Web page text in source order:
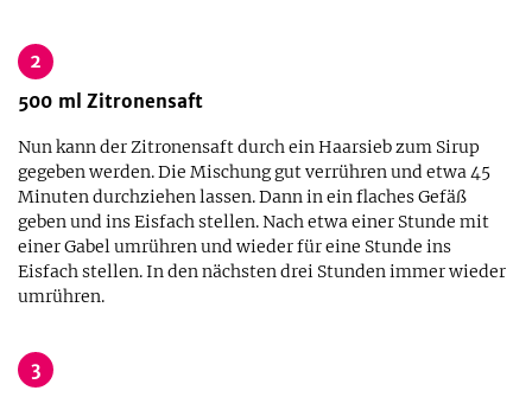
2
500 ml Zitronensaft
Nun kann der Zitronensaft durch ein Haarsieb zum Sirup
gegeben werden. Die Mischung gut verrühren und etwa 45
Minuten durchziehen lassen. Dann in ein flaches Gefäß
geben und ins Eisfach stellen. Nach etwa einer Stunde mit
einer Gabel umrühren und wieder für eine Stunde ins
Eisfach stellen. In den nächsten drei Stunden immer wieder
umrühren.
3